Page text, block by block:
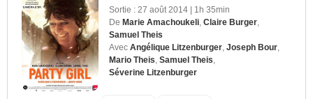
Sortie : 27 août 2014 | 1h 35min
De Marie Amachoukeli Claire Burger
Samuel Theis
Avec Angélique Litzenburger Joseph Bour
Mario Theis Samuel Theis
Séverine Litzenburger